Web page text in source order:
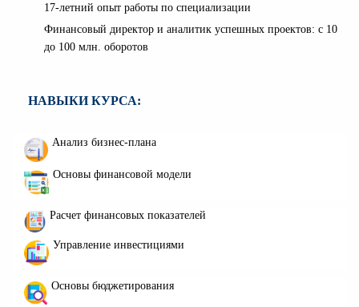
17-летний опыт работы по специализации
Финансовый директор и аналитик успешных проектов: с 10
до 100 млн. оборотов
НАВЫКИ КУРСА:
Анализ бизнес-плана
Основы финансовой модели
Расчет финансовых показателей
Управление инвестициями
Основы бюджетирования